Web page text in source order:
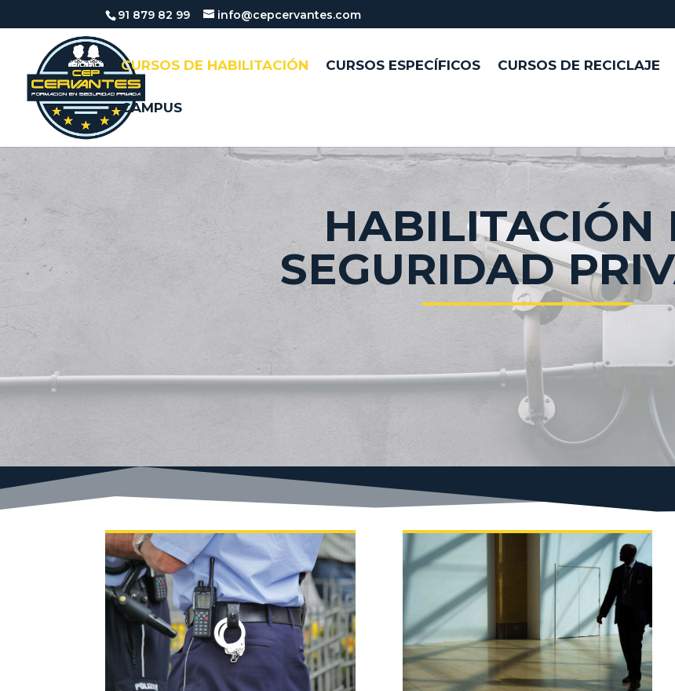
91 879 82 99 info@cepcervantes.com
CURSOS DE HABILITACIÓN CURSOS ESPECÍFICOS CURSOS DE RECICLAJE
CAMPUS
HABILITACIÓN
SEGURIDAD